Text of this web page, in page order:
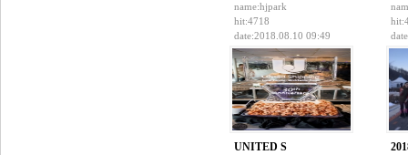
name:hjpark
hit:4718
date:2018.08.10 09:49
UNITED S